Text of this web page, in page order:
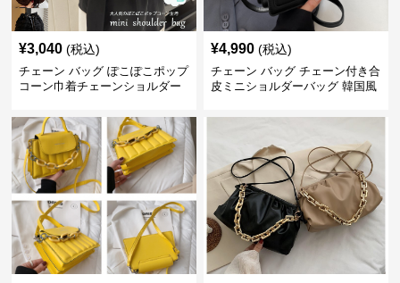
¥3,040 (税込)
チェーン バッグ ぽこぽこポップ
コーン巾着チェーンショルダー
¥4,990 (税込)
チェーン バッグ チェーン付き合
皮ミニショルダーバッグ 韓国風